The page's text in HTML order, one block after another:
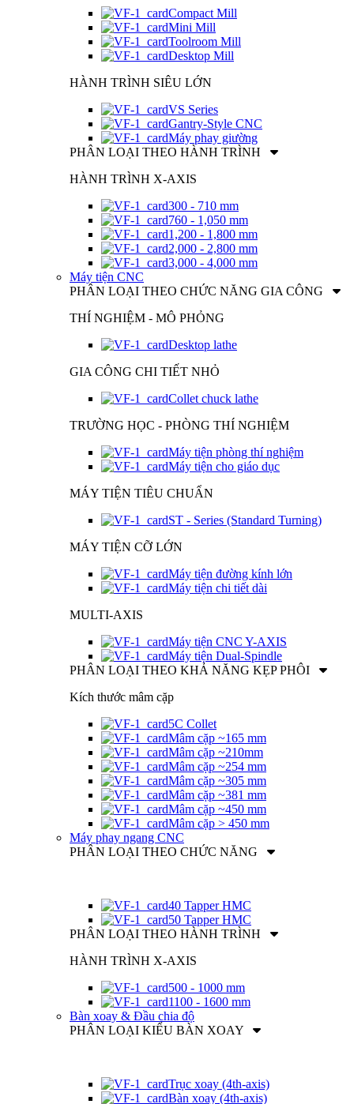
Compact Mill
Mini Mill
Toolroom Mill
Desktop Mill
HÀNH TRÌNH SIÊU LỚN
VS Series
Gantry-Style CNC
Máy phay giường
PHÂN LOẠI THEO HÀNH TRÌNH
HÀNH TRÌNH X-AXIS
300 - 710 mm
760 - 1,050 mm
1,200 - 1,800 mm
2,000 - 2,800 mm
3,000 - 4,000 mm
Máy tiện CNC
PHÂN LOẠI THEO CHỨC NĂNG GIA CÔNG
THÍ NGHIỆM - MÔ PHỎNG
Desktop lathe
GIA CÔNG CHI TIẾT NHỎ
Collet chuck lathe
TRƯỜNG HỌC - PHÒNG THÍ NGHIỆM
Máy tiện phòng thí nghiệm
Máy tiện cho giáo dục
MÁY TIỆN TIÊU CHUẨN
ST - Series (Standard Turning)
MÁY TIỆN CỠ LỚN
Máy tiện đường kính lớn
Máy tiện chi tiết dài
MULTI-AXIS
Máy tiện CNC Y-AXIS
Máy tiện Dual-Spindle
PHÂN LOẠI THEO KHẢ NĂNG KẸP PHÔI
Kích thước mâm cặp
5C Collet
Mâm cặp ~165 mm
Mâm cặp ~210mm
Mâm cặp ~254 mm
Mâm cặp ~305 mm
Mâm cặp ~381 mm
Mâm cặp ~450 mm
Mâm cặp > 450 mm
Máy phay ngang CNC
PHÂN LOẠI THEO CHỨC NĂNG
40 Tapper HMC
50 Tapper HMC
PHÂN LOẠI THEO HÀNH TRÌNH
HÀNH TRÌNH X-AXIS
500 - 1000 mm
1100 - 1600 mm
Bàn xoay & Đầu chia độ
PHÂN LOẠI KIỂU BÀN XOAY
Trục xoay (4th-axis)
Bàn xoay (4th-axis)